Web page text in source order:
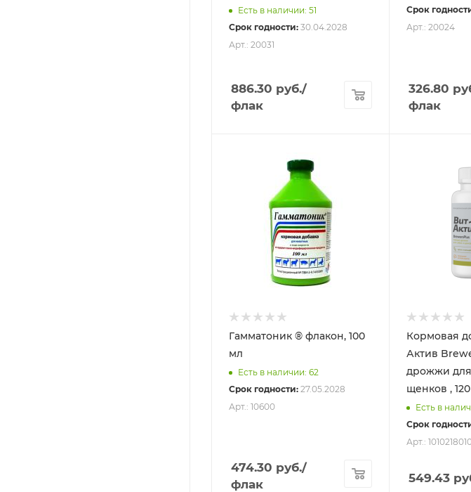
Есть в наличии: 51
Срок годности: 30.04.2028
Арт.: 20031
886.30 руб./
флак
Срок
Арт.: 20024
326.80
флак
Гамматоник ® флакон, 100
мл
Есть в наличии: 62
Срок годности: 27.05.2028
Арт.: 10600
474.30 руб./
флак
Кормовая
Актив
дрожжи для
щенков ,
Есть в
Срок
Арт.:
549.43